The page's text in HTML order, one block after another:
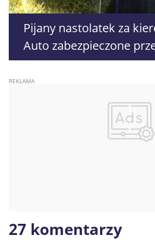
Pijany nastolatek za
Auto zabezpieczone
kierowca trafił do celi
27 komentarzy